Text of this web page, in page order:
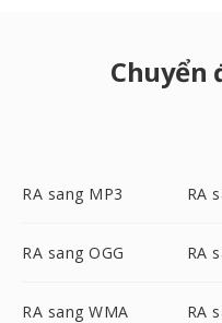
Chuyển
RA sang MP3 RA
RA sang OGG RA
RA sang WMA RA